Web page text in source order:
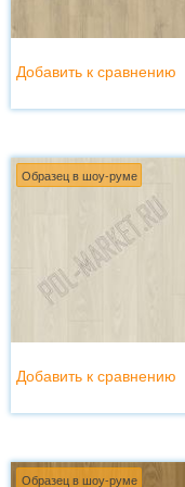
Добавить к сравнению
Образец в шоу-руме
Добавить к сравнению
Образец в шоу-руме